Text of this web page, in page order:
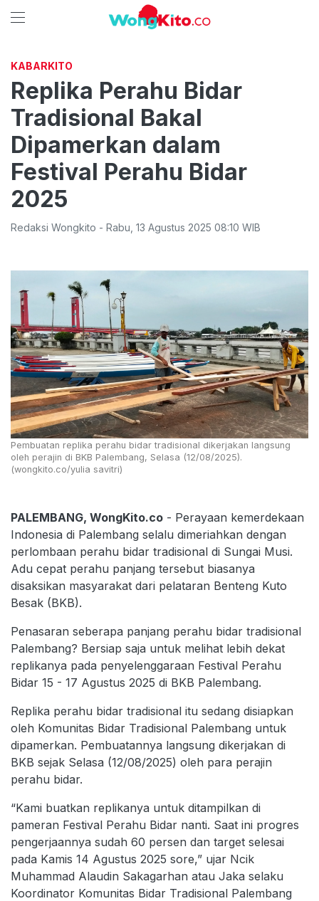
KABARKITO
Replika Perahu Bidar
Tradisional Bakal
Dipamerkan dalam
Festival Perahu Bidar
2025
Redaksi Wongkito - Rabu 13 Agustus 2025 08:10 WIB
Pembuatan replika perahu bidar tradisional dikerjakan langsung
oleh perajin di BKB Palembang, Selasa (12/08/2025).
(wongkito.co/yulia savitri)
PALEMBANG, WongKito.co - Perayaan kemerdekaan
Indonesia di Palembang selalu dimeriahkan dengan
perlombaan perahu bidar tradisional di Sungai Musi.
Adu cepat perahu panjang tersebut biasanya
disaksikan masyarakat dari pelataran Benteng Kuto
Besak (BKB).
Penasaran seberapa panjang perahu bidar tradisional
Palembang? Bersiap saja untuk melihat lebih dekat
replikanya pada penyelenggaraan Festival Perahu
Bidar 15 - 17 Agustus 2025 di BKB Palembang.
Replika perahu bidar tradisional itu sedang disiapkan
oleh Komunitas Bidar Tradisional Palembang untuk
dipamerkan. Pembuatannya langsung dikerjakan di
BKB sejak Selasa (12/08/2025) oleh para perajin
perahu bidar.
“Kami buatkan replikanya untuk ditampilkan di
pameran Festival Perahu Bidar nanti. Saat ini progres
pengerjaannya sudah 60 persen dan target selesai
pada Kamis 14 Agustus 2025 sore,” ujar Ncik
Muhammad Alaudin Sakagarhan atau Jaka selaku
Koordinator Komunitas Bidar Tradisional Palembang